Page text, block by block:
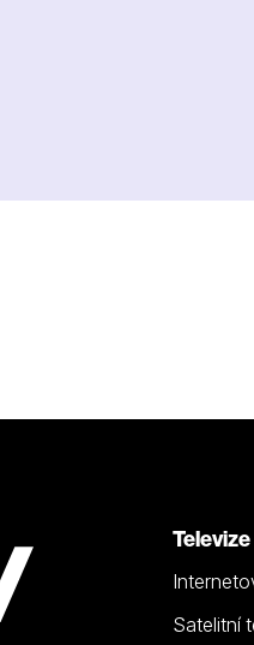
Televize
Satelitní